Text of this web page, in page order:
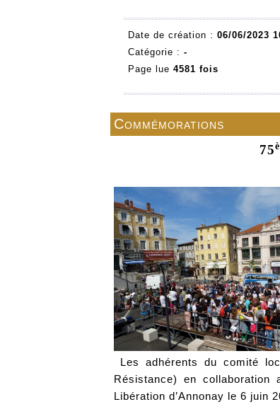
Date de création : 06/06/2023
Catégorie : -
Page lue 4581 fois
Commémorations
75
Les adhérents du comité
Résistance) en
Libération d’Annonay le 6 juin